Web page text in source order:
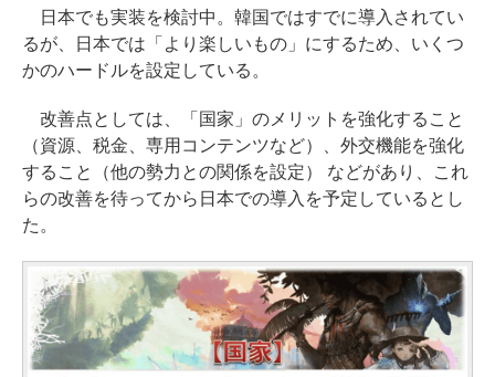
日本でも実装を検討中。韓国ではすでに導入されてい
るが、日本では「より楽しいもの」にするため、いくつ
かのハードルを設定している。
改善点としては、「国家」のメリットを強化すること
（資源、税金、専用コンテンツなど）、外交機能を強化
すること（他の勢力との関係を設定） などがあり、これ
らの改善を待ってから日本での導入を予定しているとし
た。